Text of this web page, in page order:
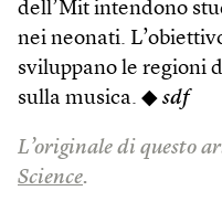
dell’Mit intendono
nei neonati.
sviluppano le regioni
sulla musica. ◆ sdf
L’originale di questo
Science.